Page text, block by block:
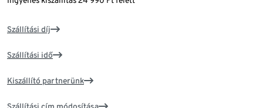
Szállítási díj
Szállítási idő
Kiszállító partnerünk